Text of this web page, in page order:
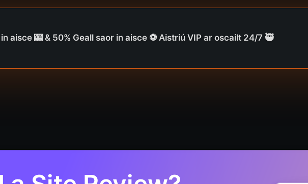
aisce 🎰 & 50% Geall saor in aisce ⚽️ Aistriú VIP ar oscailt 24/7 🥷